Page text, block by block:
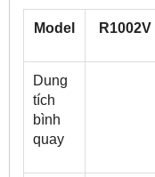
Model R1002V
Dung
tích
bình
quay